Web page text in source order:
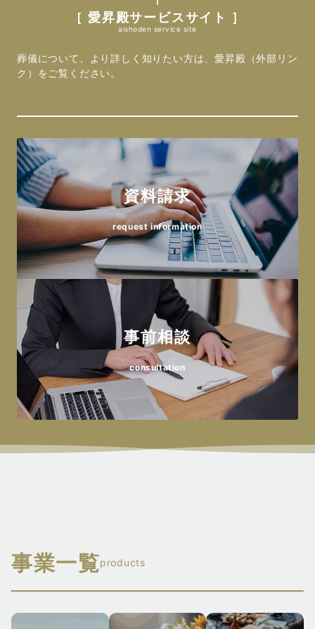
〒454-0838 名古屋市中川区太平通6丁目20-1
TEL 052-354-0004
みなと愛昇殿
〒455-0056 名古屋市港区砂美町147
〒455-0851 名古屋市港区東茶屋2-269
TEL 052-303-0004
愛昇殿レクストの杜 若葉通
〒462-0854 名古屋市北区若葉通3-2-1
TEL 052-917-0004
愛昇殿レクストの杜 福徳
〒462-0052 名古屋市北区福徳町7-70
TEL 052-919-0004
愛昇殿レクストの杜 吹上
〒464-0855 名古屋市千種区千種通6-23-1
TEL 052-734-0004
愛昇殿レクストの杜 自由ヶ丘
TEL 052-723-0004
〒465-0041 名古屋市名東区朝日が丘131
TEL 052-771-0004
愛昇殿レクストの杜 本郷貴船
愛昇殿レクストの杜 一宮森本
TEL 0586-24-0004
〒484-0081 犬山市犬山字薬師26
TEL 0568-62-0004
愛昇殿レクストの杜 柏森
〒480-0103 丹羽郡扶桑町柏森長畑643
TEL 0587-92-0004
愛昇殿レクストの杜 江南
〒483-8208 江南市古知野町花霞163
TEL 0587-53-0004
愛昇殿レクストの杜 小牧
〒485-0078 小牧市西島町28
TEL 0568-43-0004
小牧駅北愛昇殿
〒485-0029 小牧市中央2-49
TEL 0568-75-0004
愛昇殿レクストの杜 岩倉
TEL 0568-25-0004
［ 愛昇殿サービスサイト ］
aishoden service site
葬儀について、より詳しく知りたい方は、愛昇殿（外部リン
ク）をご覧ください。
資料請求
request information
事前相談
consultation
事業一覧products